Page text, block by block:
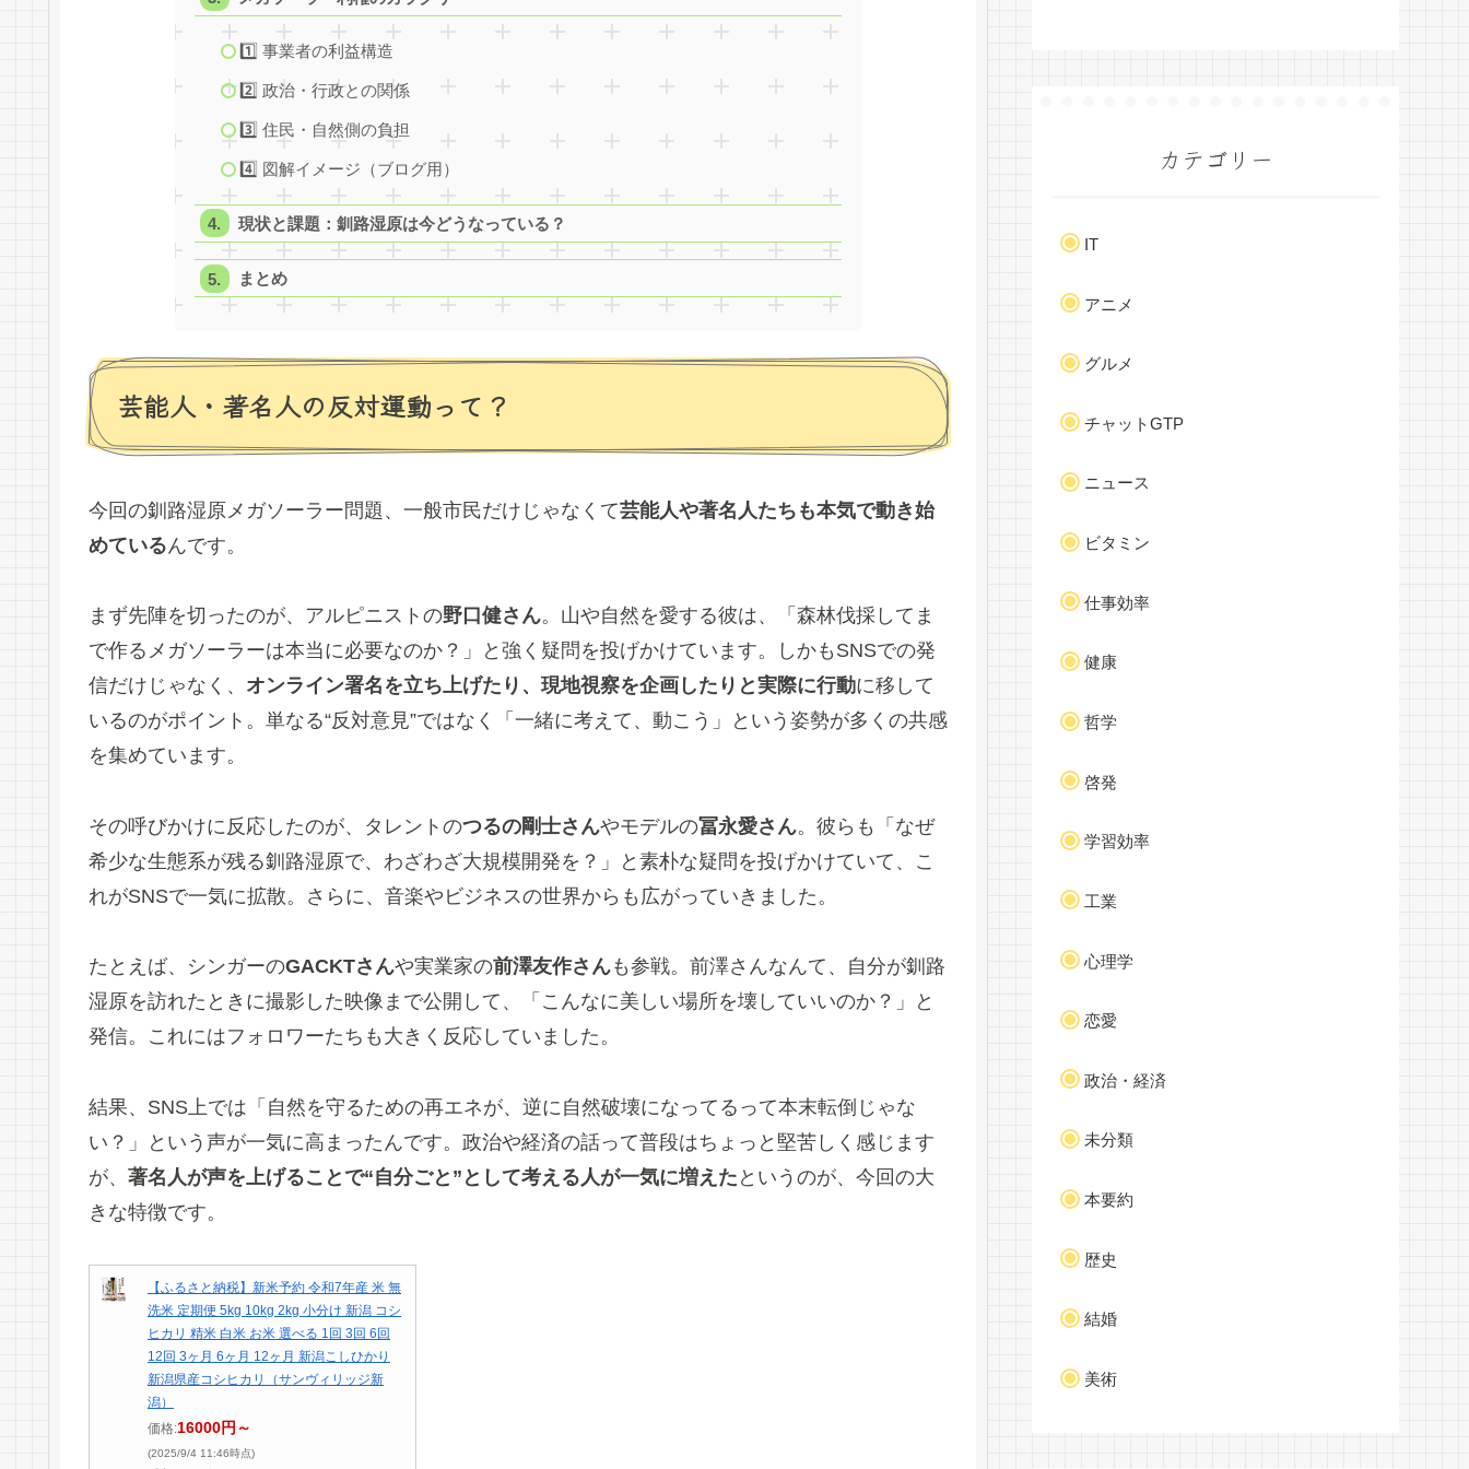
1️⃣ 事業者の利益構造
2️⃣ 政治・行政との関係
3️⃣ 住民・自然側の負担
4️⃣ 図解イメージ（ブログ用）
現状と課題：釧路湿原は今どうなっている？
まとめ
芸能人・著名人の反対運動って？
今回の釧路湿原メガソーラー問題、一般市民だけじゃなくて芸能人や著名人たちも本気で動き始
めているんです。
まず先陣を切ったのが、アルピニストの野口健さん。山や自然を愛する彼は、「森林伐採してま
で作るメガソーラーは本当に必要なのか？」と強く疑問を投げかけています。しかもSNSでの発
信だけじゃなく、 オンライン署名を立ち上げたり、現地視察を企画したりと実際に行動に移して
いるのがポイント。単なる“反対意見”ではなく「一緒に考えて、動こう」という姿勢が多くの共感
を集めています。
その呼びかけに反応したのが、タレントのつるの剛士さんやモデルの冨永愛さん。彼らも「なぜ
希少な生態系が残る釧路湿原で、わざわざ大規模開発を？」と素朴な疑問を投げかけていて、こ
れがSNSで一気に拡散。さらに、音楽やビジネスの世界からも広がっていきました。
たとえば、シンガーのGACKTさんや実業家の前澤友作さんも参戦。前澤さんなんて、自分が釧路
湿原を訪れたときに撮影した映像まで公開して、「こんなに美しい場所を壊していいのか？」と
発信。これにはフォロワーたちも大きく反応していました。
結果、SNS上では「自然を守るための再エネが、逆に自然破壊になってるって本末転倒じゃな
い？」という声が一気に高まったんです。政治や経済の話って普段はちょっと堅苦しく感じます
が、 著名人が声を上げることで“自分ごと”として考える人が一気に増えた というのが、今回の大
きな特徴です。
【ふるさと納税】新米予約 令和7年産 米 無
洗米 定期便 5kg 10kg 2kg 小分け 新潟 コシ
ヒカリ 精米 白米 お米 選べる 1回 3回 6回
12回 3ヶ月 6ヶ月 12ヶ月 新潟こしひかり
新潟県産コシヒカリ（サンヴィリッジ新
潟）
価格:16000円～
(2025/9/4 11:46時点)
カテゴリー
IT
アニメ
グルメ
チャットGTP
ニュース
ビタミン
仕事効率
健康
哲学
啓発
学習効率
工業
心理学
恋愛
政治・経済
未分類
本要約
歴史
結婚
美術